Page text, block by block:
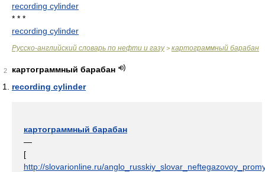
recording cylinder
* * *
recording cylinder
Русско-английский словарь по нефти и газу> картограммный барабан
2
картограммный барабан
recording cylinder
картограммный барабан
—
[
http://slovarionline.ru/